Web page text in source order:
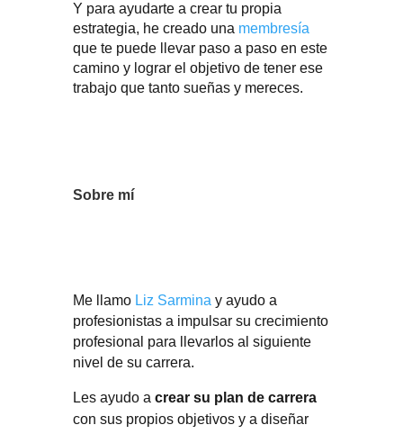
Y para ayudarte a crear tu propia
estrategia, he creado una membresía
que te puede llevar paso a paso en este
camino y lograr el objetivo de tener ese
trabajo que tanto sueñas y mereces.
Sobre mí
Me llamo Liz Sarmina y ayudo a
profesionistas a impulsar su crecimiento
profesional para llevarlos al siguiente
nivel de su carrera.
Les ayudo a crear su plan de carrera
con sus propios objetivos y a diseñar